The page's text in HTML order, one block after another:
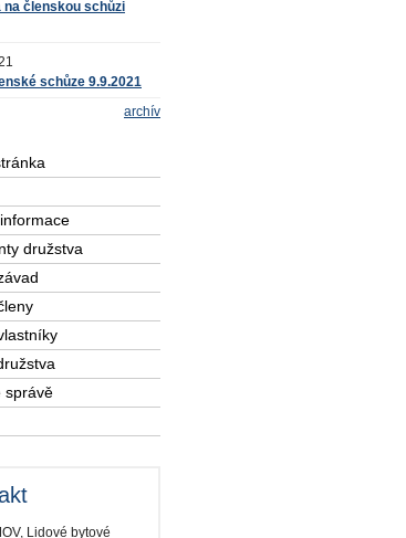
na členskou schůzi
schůze 9.9.2021
archív
družstva
správě
Lidové bytové